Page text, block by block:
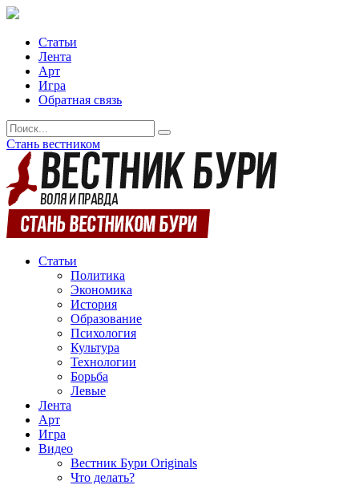
Статьи
Лента
Арт
Игра
Обратная связь
Стань вестником
Статьи
Политика
Экономика
История
Образование
Психология
Культура
Технологии
Борьба
Левые
Лента
Арт
Игра
Видео
Вестник Бури Originals
Что делать?